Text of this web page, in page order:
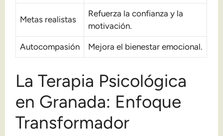
Metas realistas
Refuerza la confianza y la
motivación.
Autocompasión Mejora el bienestar emocional.
La Terapia Psicológica
en Granada: Enfoque
Transformador